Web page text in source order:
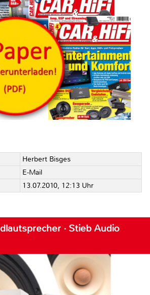
Herbert Bisges
E-Mail
13.07.2010, 12:13 Uhr
· Stieb Audio